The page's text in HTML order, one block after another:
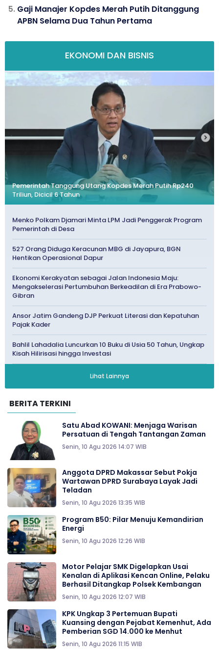
Gaji Manajer Kopdes Merah Putih Ditanggung
APBN Selama Dua Tahun Pertama
EKONOMI DAN BISNIS
Pemerintah Tanggung Utang Kopdes Merah Putih Rp240
Triliun, Dicicil 6 Tahun
Menko Polkam Djamari Minta LPM Jadi Penggerak Program
Pemerintah di Desa
527 Orang Diduga Keracunan MBG di Jayapura, BGN
Hentikan Operasional Dapur
Ekonomi Kerakyatan sebagai Jalan Indonesia Maju:
Mengakselerasi Pertumbuhan Berkeadilan di Era Prabowo-
Gibran
Ansor Jatim Gandeng DJP Perkuat Literasi dan Kepatuhan
Pajak Kader
Bahlil Lahadalia Luncurkan 10 Buku di Usia 50 Tahun, Ungkap
Kisah Hilirisasi hingga Investasi
Lihat Lainnya
BERITA TERKINI
Satu Abad KOWANI: Menjaga Warisan
Persatuan di Tengah Tantangan Zaman
Senin, 10 Agu 2026 14:07 WIB
Anggota DPRD Makassar Sebut Pokja
Wartawan DPRD Surabaya Layak Jadi
Teladan
Senin, 10 Agu 2026 13:35 WIB
Program B50: Pilar Menuju Kemandirian
Energi
Senin, 10 Agu 2026 12:26 WIB
Motor Pelajar SMK Digelapkan Usai
Kenalan di Aplikasi Kencan Online, Pelaku
Berhasil Ditangkap Polsek Kembangan
Senin, 10 Agu 2026 12:07 WIB
KPK Ungkap 3 Pertemuan Bupati
Kuansing dengan Pejabat Kemenhut, Ada
Pemberian SGD 14.000 ke Menhut
Senin, 10 Agu 2026 11:15 WIB